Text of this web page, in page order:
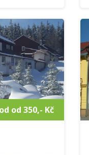
se sprchovým
v naší
do 3 let jsou
Jako naši hosté
půjčovně a
od 350,- Kč